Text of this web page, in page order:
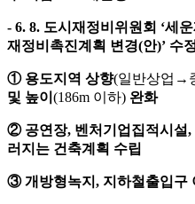
- 6. 8. 도시재정비위원회 ‘세
재정비촉진계획 변경(안)’ 수
① 용도지역 상향(일반상업→
및 높이 (186m 이하) 완화
② 공연장, 벤처기업집적시설,
러지는 건축계획 수립
③개방형녹지 , 지하철출입구